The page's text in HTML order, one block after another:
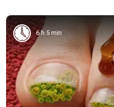
6 h 5 min